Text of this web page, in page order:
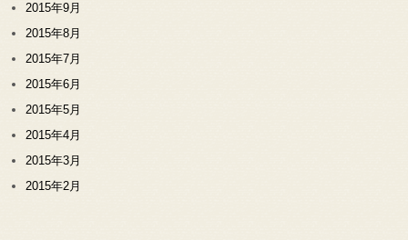
2015年9月
2015年8月
2015年7月
2015年6月
2015年5月
2015年4月
2015年3月
2015年2月